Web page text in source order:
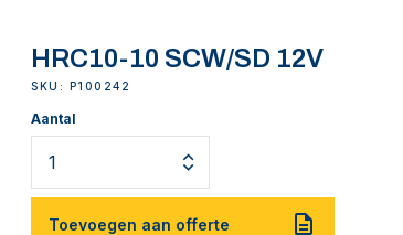
HRC10-10 SCW/SD 12V
SKU: P100242
Aantal
Toevoegen aan offerte